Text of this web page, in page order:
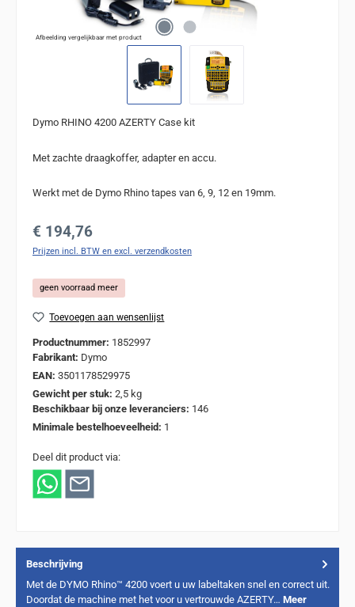
Afbeelding vergelijkbaar met product
Dymo RHINO 4200 AZERTY Case kit
Met zachte draagkoffer, adapter en accu.
Werkt met de Dymo Rhino tapes van 6, 9, 12 en 19mm.
Normale prijs:
€ 194,76
Prijzen incl. BTW en excl. verzendkosten
geen voorraad meer
Toevoegen aan wensenlijst
Productnummer: 1852997
Fabrikant: Dymo
EAN: 3501178529975
Gewicht per stuk: 2,5 kg
Beschikbaar bij onze leveranciers: 146
Minimale bestelhoeveelheid: 1
Deel dit product via:
Beschrijving
Met de DYMO Rhino™ 4200 voert u uw labeltaken snel en correct uit.
Doordat de machine met het voor u vertrouwde AZERTY… Meer